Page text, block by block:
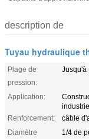
description de
Tuyau hydraulique
Plage de
pression:
Jusqu'à
Application:
Renforcement:
câble
Diamètre
1/4 de